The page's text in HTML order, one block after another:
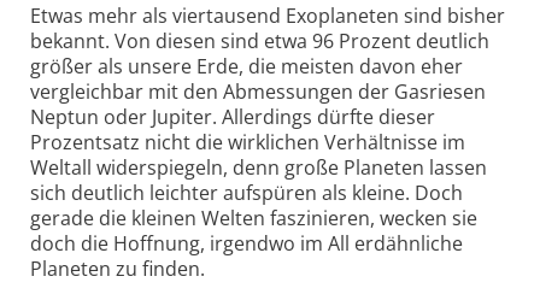
Etwas mehr als vier­tausend Exoplaneten sind bisher
bekannt. Von diesen sind etwa 96 Prozent deutlich
größer als unsere Erde, die meisten davon eher
vergleich­bar mit den Abmessungen der Gasriesen
Neptun oder Jupiter. Allerdings dürfte dieser
Prozentsatz nicht die wirklichen Verhält­nisse im
Weltall wider­spiegeln, denn große Planeten lassen
sich deutlich leichter aufspüren als kleine. Doch
gerade die kleinen Welten faszinieren, wecken sie
doch die Hoffnung, irgendwo im All erdähnliche
Planeten zu finden.